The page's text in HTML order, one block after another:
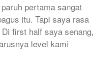
pertama sangat
itu. Tapi saya rasa
first half saya senang,
level kami